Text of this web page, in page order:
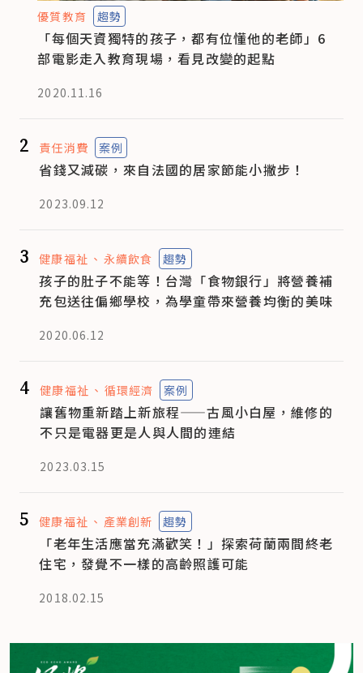
優質教育 趨勢
「每個天資獨特的孩子，都有位懂他的老師」6
部電影走入教育現場，看見改變的起點
2020.11.16
2 責任消費 案例
省錢又減碳，來自法國的居家節能小撇步！
2023.09.12
3 健康福祉 永續飲食 趨勢
孩子的肚子不能等！台灣「食物銀行」將營養補
充包送往偏鄉學校，為學童帶來營養均衡的美味
2020.06.12
4 健康福祉 循環經濟 案例
讓舊物重新踏上新旅程——古風小白屋，維修的
不只是電器更是人與人間的連結
2023.03.15
5 健康福祉 產業創新 趨勢
「老年生活應當充滿歡笑！」探索荷蘭兩間終老
住宅，發覺不一樣的高齡照護可能
2018.02.15